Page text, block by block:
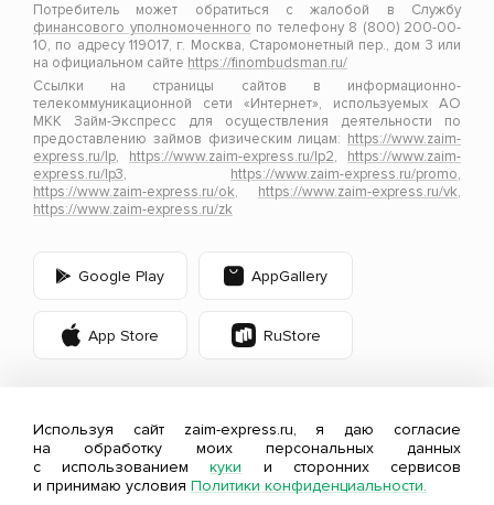
Google Play AppGallery
App Store RuStore
Потребитель может обратиться с жалобой в Службу
финансового уполномоченного по телефону 8 (800) 200-00-
10, по адресу 119017, г. Москва, Старомонетный пер., дом 3 или
на официальном сайте https://finombudsman.ru/
Ссылки на страницы сайтов в информационно-
телекоммуникационной сети «Интернет», используемых АО
МКК Займ-Экспресс для осуществления деятельности по
предоставлению займов физическим лицам: https://www.zaim-
express.ru/lp, https://www.zaim-express.ru/lp2, https://www.zaim-
express.ru/lp3, https://www.zaim-express.ru/promo,
https://www.zaim-express.ru/ok, https://www.zaim-express.ru/vk,
https://www.zaim-express.ru/zk
Оценивайте свои финансовые возможности и
риски.
Изучитевсе условия займа.
Используя сайт zaim-express.ru, я даю согласие
на обработку моих персональных данных
с использованиемкуки и сторонних сервисов
и принимаю условия Политики конфиденциальности.